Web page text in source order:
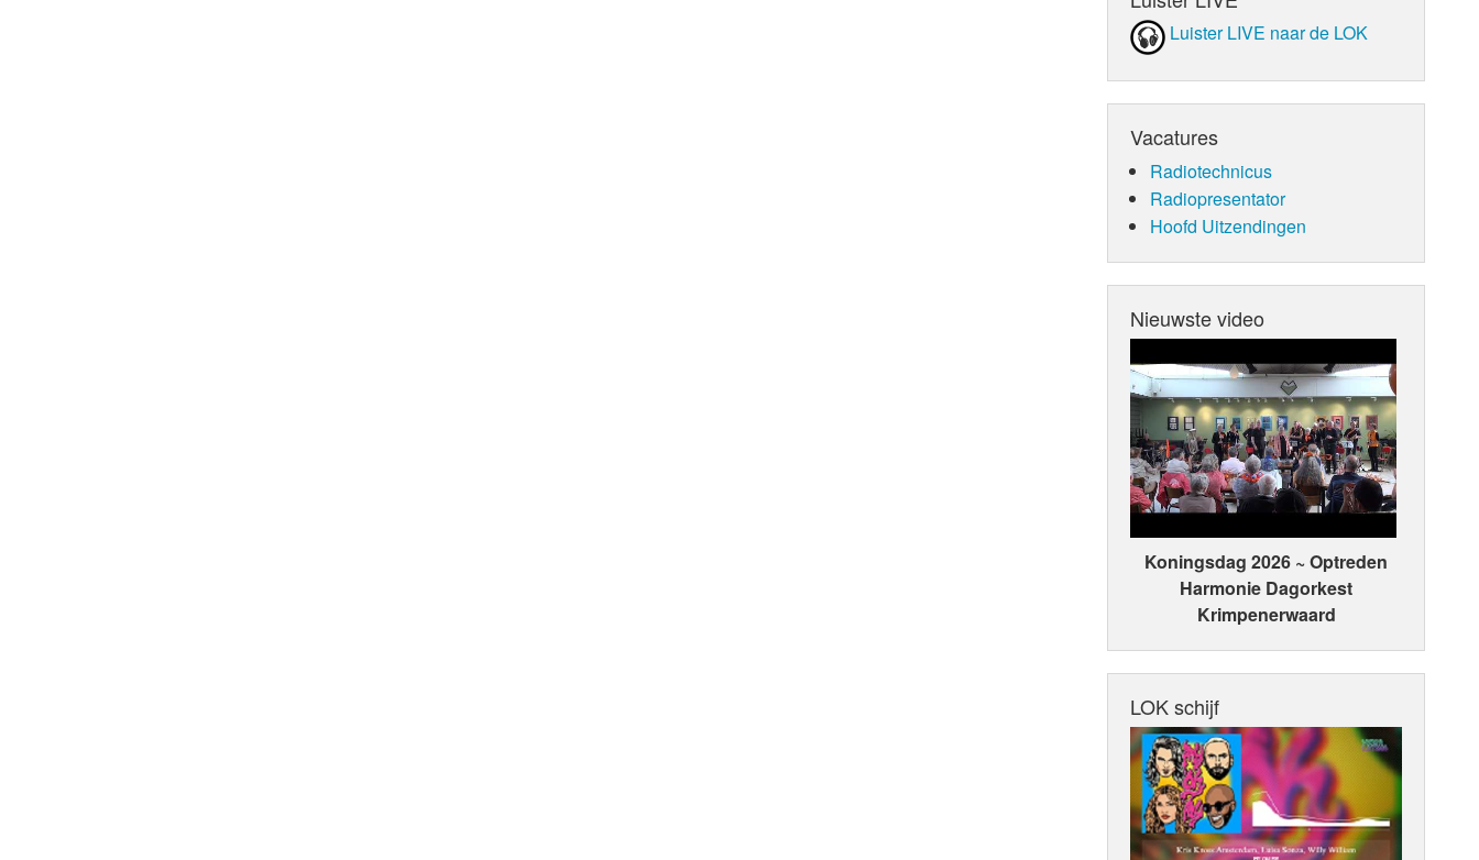
Luister LIVE naar de LOK
Vacatures
Radiotechnicus
Radiopresentator
Hoofd Uitzendingen
Nieuwste video
Koningsdag 2026 ~ Optreden
Harmonie Dagorkest
Krimpenerwaard
LOK schijf